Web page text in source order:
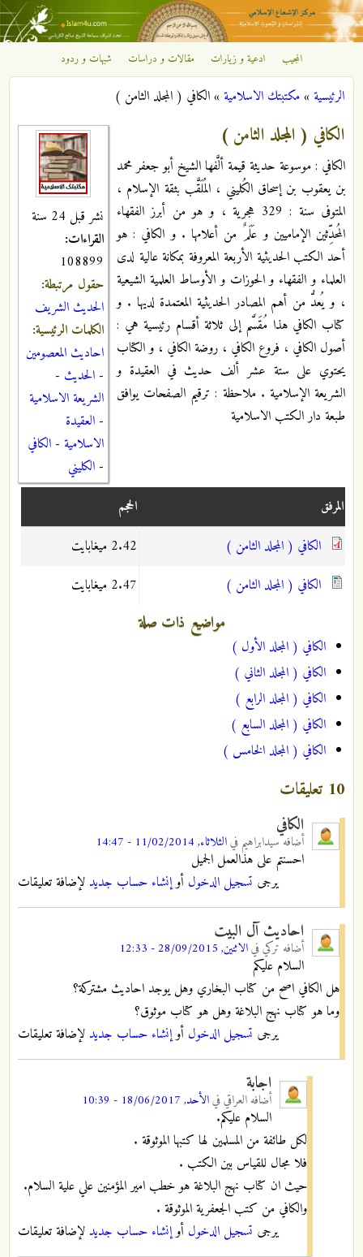
تجاوز إلى المحتوى الرئيسي
مركز
الإشعاع
الإسلامي
المجيب ادعية و زيارات مقالات و دراسات شبهات و ردود
أنت هنا
الرئيسية»مكتبتك الاسلامية»الكافي ( المجلد الثامن )
نشر قبل 24 سنة
القراءات:
108899
حقول مرتبطة:
الحديث الشريف
الكلمات الرئيسية:
احاديث المعصومين
- الحديث -
الشريعة الاسلامية
- العقيدة
الاسلامية - الكافي
- الكليني
الكافي ( المجلد الثامن )
الكافي : موسوعة حديثة قيمة ألَّفها الشيخ أبو جعفر محمد
بن يعقوب بن إسحاق الكُليني ، المُلَقَّب بثقة الإسلام ،
المتوفى سنة : 329 هجرية ، و هو من أبرز الفقهاء
المُحدِّثين الإماميين و عَلَمٌ من أعلامها . و الكافي : هو
أحد الكتب الحديثية الأربعة المعروفة بمكانة عالية لدى
العلماء و الفقهاء و الحوزات و الأوساط العلمية الشيعية
، و يُعدُّ من أهم المصادر الحديثية المعتمدة لديها . و
كتاب الكافي هذا مُقَسَّم إلى ثلاثة أقسام رئيسية هي :
أصول الكافي ، فروع الكافي ، روضة الكافي ، و الكتاب
يحتوي على ستة عشر ألف حديث في العقيدة و
الشريعة الإسلامية . ملاحظة : ترقيم الصفحات يوافق
طبعة دار الكتب الاسلامية
المرفق
الحجم
الكافي ( المجلد الثامن )
2.42 ميغابايت
الكافي ( المجلد الثامن )
2.47 ميغابايت
مواضيع ذات صلة
الكافي ( المجلد الأول )
الكافي ( المجلد الثاني )
الكافي ( المجلد الرابع )
الكافي ( المجلد السابع )
الكافي ( المجلد الخامس )
10 تعليقات
الكافي
أضافهسيدابراهيم فيالثلاثاء, 11/02/2014 - 14:47
احسنتم على هذالعمل الجميل
يرجى تسجيل الدخول أوإنشاء حساب جديد لإضافة تعليقات
احاديث آل البيت
أضافه تركيفيالاثنين, 28/09/2015 - 12:33
السلام عليكم
هل الكافي اصح من كتاب البخاري وهل يوجد احاديث مشتركة؟
وما هو كتاب نهج البلاغة وهل هو كتاب موثوق؟
يرجى تسجيل الدخول أوإنشاء حساب جديد لإضافة تعليقات
اجابة
أضافه العراقيفيالأحد, 18/06/2017 - 10:39
السلام عليكم.
لكل طائفة من المسلمين لها كتبها الموثوقة .
فلا مجال للقياس بين الكتب .
حيث ان كتاب نهج البلاغة هو خطب امير المؤمنين علي علية السلام.
والكافي من كتب الجعفرية الموثوقة .
يرجى تسجيل الدخول أوإنشاء حساب جديد لإضافة تعليقات